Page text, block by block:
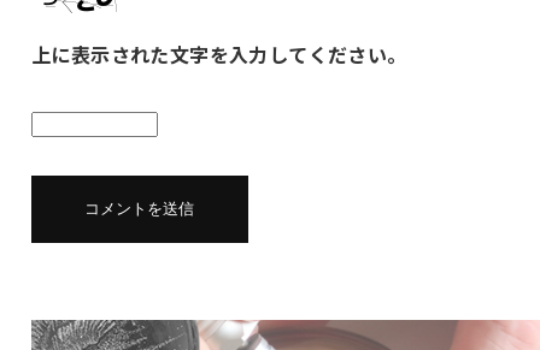
上に表示された文字を入力してください。